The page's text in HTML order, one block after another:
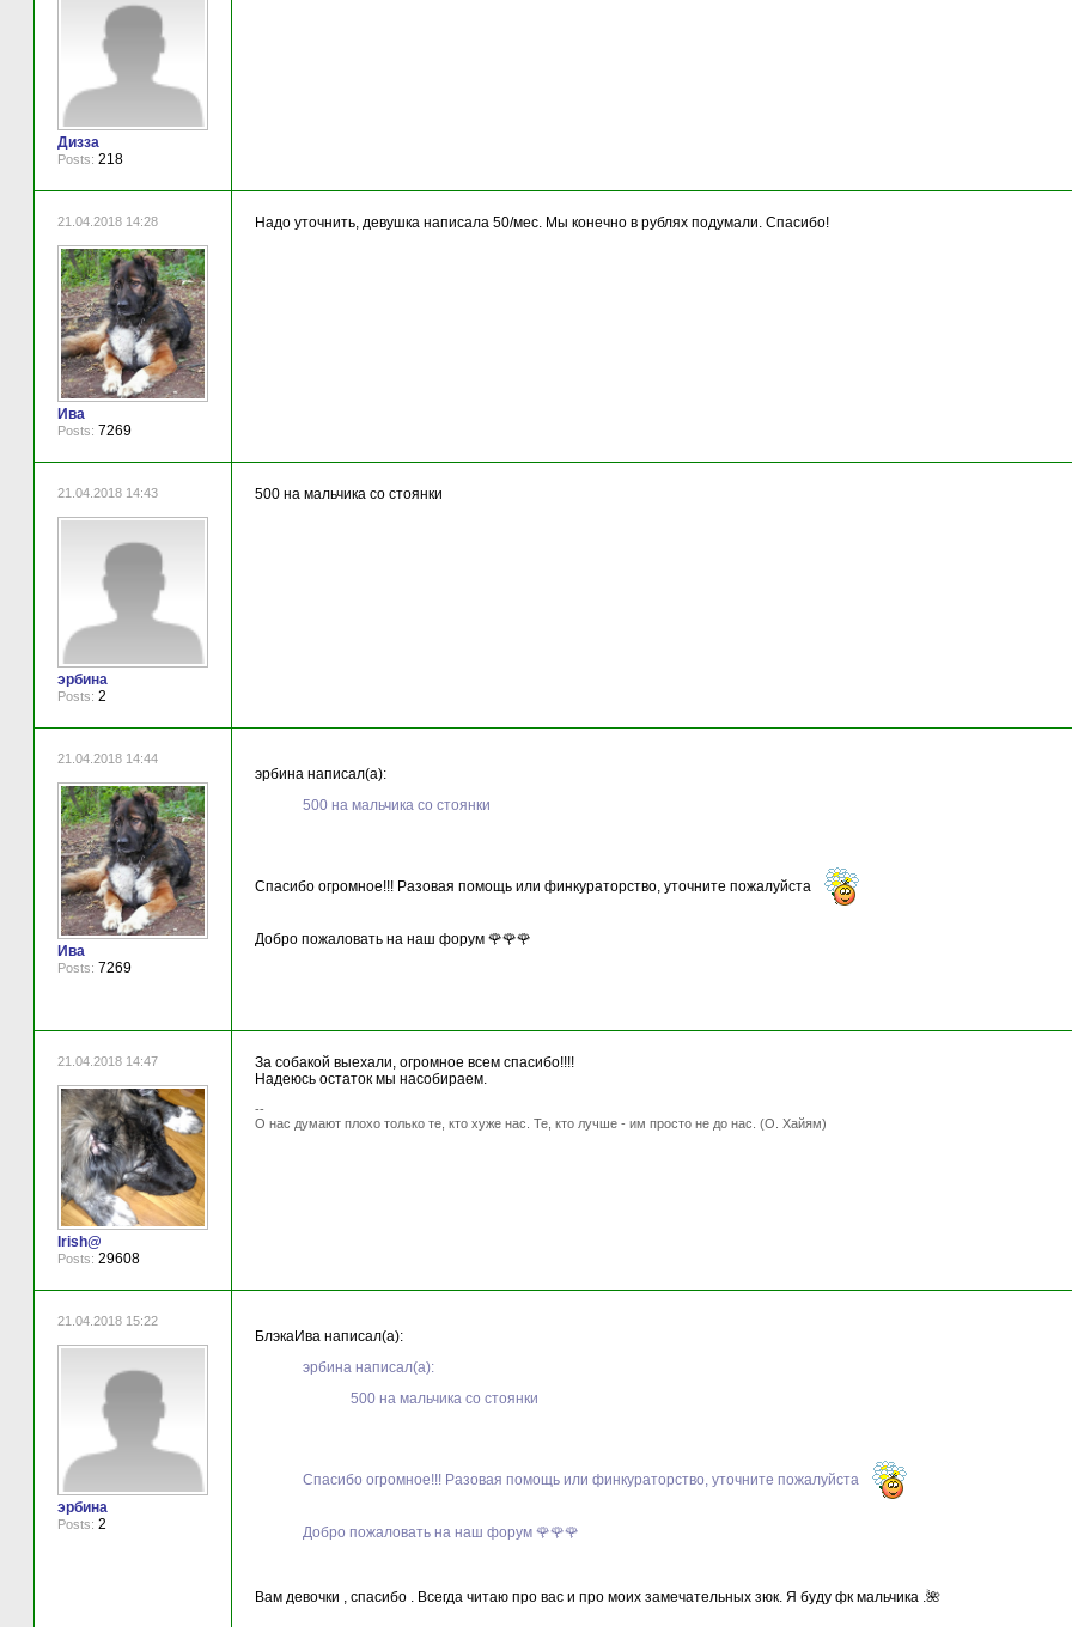
Дизза
Posts: 218
21.04.2018 14:28
Ива
Posts: 7269
Надо уточнить, девушка написала 50/мес. Мы конечно в рублях подумали. Спасибо!
21.04.2018 14:43
эрбина
Posts: 2
500 на мальчика со стоянки
21.04.2018 14:44
Ива
Posts: 7269
эрбина написал(а):
500 на мальчика со стоянки
Спасибо огромное!!! Разовая помощь или финкураторство, уточните пожалуйста
Добро пожаловать на наш форум 🌹🌹🌹
21.04.2018 14:47
Irish@
Posts: 29608
За собакой выехали, огромное всем спасибо!!!!
Надеюсь остаток мы насобираем.
--
О нас думают плохо только те, кто хуже нас. Те, кто лучше - им просто не до нас. (О. Хайям)
21.04.2018 15:22
эрбина
Posts: 2
БлэкаИва написал(а):
эрбина написал(а):
500 на мальчика со стоянки
Спасибо огромное!!! Разовая помощь или финкураторство, уточните пожалуйста
Добро пожаловать на наш форум 🌹🌹🌹
Вам девочки , спасибо . Всегда читаю про вас и про моих замечательных зюк. Я буду фк мальчика .🌺